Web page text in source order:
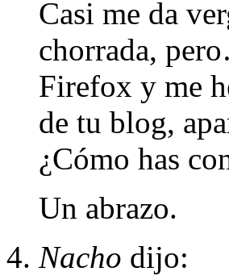
Casi me da
chorrada,
Firefox y me
de tu blog,
¿Cómo has
Un abrazo.
Nacho dijo: